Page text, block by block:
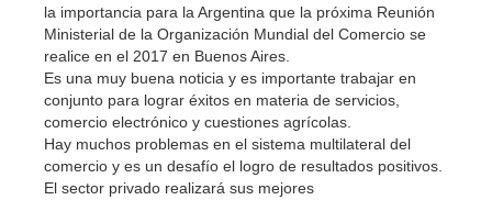
la importancia para la Argentina que la próxima Reunión
Ministerial de la Organización Mundial del Comercio se
realice en el 2017 en Buenos Aires.
Es una muy buena noticia y es importante trabajar en
conjunto para lograr éxitos en materia de servicios,
comercio electrónico y cuestiones agrícolas.
Hay muchos problemas en el sistema multilateral del
comercio y es un desafío el logro de resultados positivos.
El sector privado realizará sus mejores